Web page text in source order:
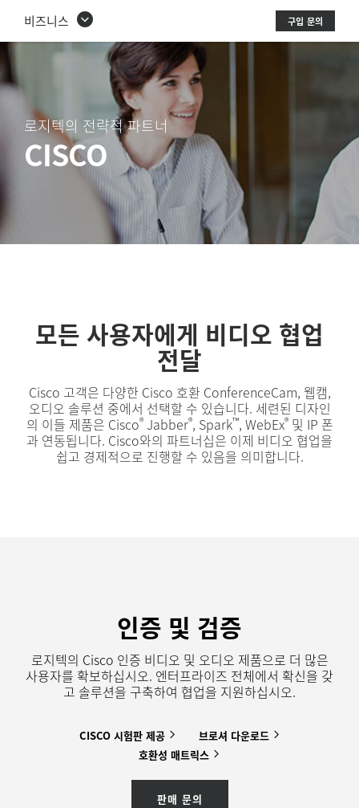
비즈니스 구입 문의
로
지
텍
전
략
파
트
CISCO
로지텍의 전략적 파트너
CISCO
모든 사용자에게 비디오 협업
전달
Cisco 고객은 다양한 Cisco 호환 ConferenceCam, 웹캠,
오디오 솔루션 중에서 선택할 수 있습니다. 세련된 디자인
의 이들 제품은 Cisco®Jabber®, Spark™, WebEx®및 IP 폰
과 연동됩니다. Cisco와의 파트너십은 이제 비디오 협업을
쉽고 경제적으로 진행할 수 있음을 의미합니다.
인증 및 검증
로지텍의 Cisco 인증 비디오 및 오디오 제품으로 더 많은
사용자를 확보하십시오. 엔터프라이즈 전체에서 확신을 갖
고 솔루션을 구축하여 협업을 지원하십시오.
CISCO 시험판 제공 브로셔 다운로드
호환성 매트릭스
판매 문의